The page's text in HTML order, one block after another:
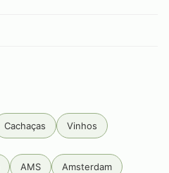
Cachaças Vinhos
AMS Amsterdam